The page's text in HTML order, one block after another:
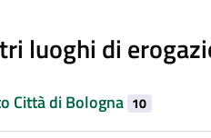
luoghi di
Città di Bologna 10